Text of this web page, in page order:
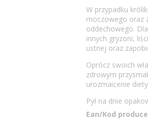
W przypadku
moczowego oraz
oddechowego.
innych gryzoni,
ustnej oraz
Oprócz swoich
zdrowym
urozmaicenie
Pył na dnie
Ean/Kod